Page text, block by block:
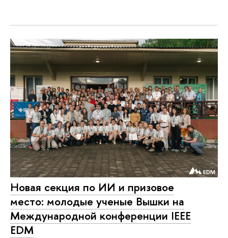
Новая секция по ИИ и призовое
место: молодые ученые Вышки на
Международной конференции IEEE
EDM